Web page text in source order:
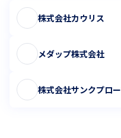
株式会社カウリス
メダップ株式会社
株式会社サンクプロ